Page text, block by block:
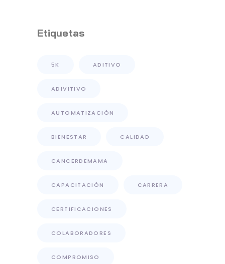
Etiquetas
5K ADITIVO
ADIVITIVO
AUTOMATIZACIÓN
BIENESTAR CALIDAD
CANCERDEMAMA
CAPACITACIÓN CARRERA
CERTIFICACIONES
COLABORADORES
COMPROMISO